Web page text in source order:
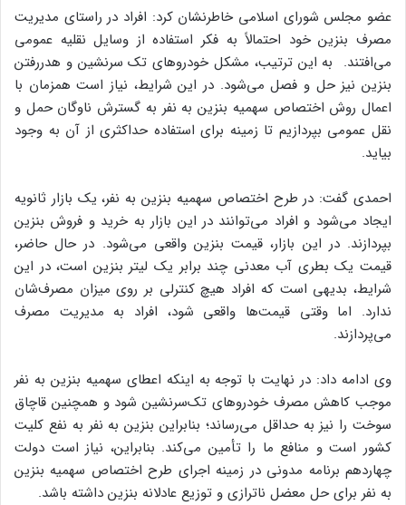
عضو مجلس شورای اسلامی خاطرنشان کرد: افراد در راستای مدیریت
مصرف بنزین خود احتمالاً به فکر استفاده از وسایل نقلیه عمومی
می‌افتند. به این ترتیب، مشکل خودروهای تک سرنشین و هدررفتن
بنزین نیز حل و فصل می‌شود. در این شرایط، نیاز است همزمان با
اعمال روش اختصاص سهمیه بنزین به نفر به گسترش ناوگان حمل و
نقل عمومی بپردازیم تا زمینه برای استفاده حداکثری از آن به وجود
بیاید.
احمدی گفت: در طرح اختصاص سهمیه بنزین به نفر، یک بازار ثانویه
ایجاد می‌شود و افراد می‌توانند در این بازار به خرید و فروش بنزین
بپردازند. در این بازار، قیمت بنزین واقعی می‌شود. در حال حاضر،
قیمت یک بطری آب معدنی چند برابر یک لیتر بنزین است، در این
شرایط، بدیهی است که افراد هیچ کنترلی بر روی میزان مصرف‌شان
ندارد. اما وقتی قیمت‌ها واقعی شود، افراد به مدیریت مصرف
می‌پردازند.
وی ادامه داد: در نهایت با توجه به اینکه اعطای سهمیه بنزین به نفر
موجب کاهش مصرف خودروهای تک‌سرنشین شود و همچنین قاچاق
سوخت را نیز به حداقل می‌رساند؛ بنابراین بنزین به نفر به نفع کلیت
کشور است و منافع ما را تأمین می‌کند. بنابراین، نیاز است دولت
چهاردهم برنامه مدونی در زمینه اجرای طرح اختصاص سهمیه بنزین
به نفر برای حل معضل ناترازی و توزیع عادلانه بنزین داشته باشد.